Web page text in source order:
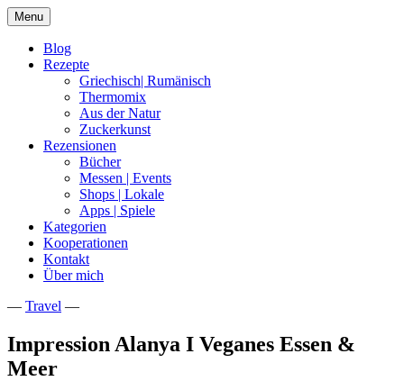
Skip
to
content
Menu
Blog
Rezepte
Griechisch| Rumänisch
Thermomix
Aus der Natur
Zuckerkunst
Rezensionen
Bücher
Messen | Events
Shops | Lokale
Apps | Spiele
Kategorien
Kooperationen
Kontakt
Über mich
Nia Latea
— Travel —
Impression Alanya I Veganes Essen &
Meer